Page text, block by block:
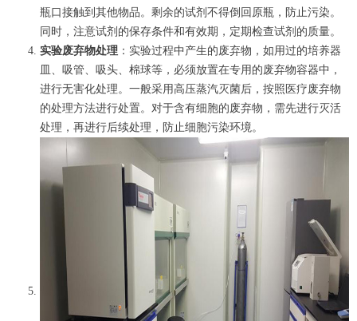
瓶口接触到其他物品。剩余的试剂不得倒回原瓶，防止污染。
同时，注意试剂的保存条件和有效期，定期检查试剂的质量。
实验废弃物处理 ：实验过程中产生的废弃物，如用过的培养器
皿、吸管、吸头、棉球等，必须放置在专用的废弃物容器中，
进行无害化处理。一般采用高压蒸汽灭菌后，按照医疗废弃物
的处理方法进行处置。对于含有细胞的废弃物，需先进行灭活
处理，再进行后续处理，防止细胞污染环境。